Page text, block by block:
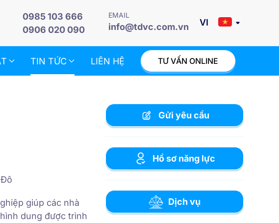
0985 103 666
0906 020 090
EMAIL
info@tdvc.com.vn
TIN TỨC LIÊN HỆ TƯ VẤN ONLINE
giúp các nhà
dung được trình
Gửi yêu cầu
Hồ sơ năng lực
Dịch vụ